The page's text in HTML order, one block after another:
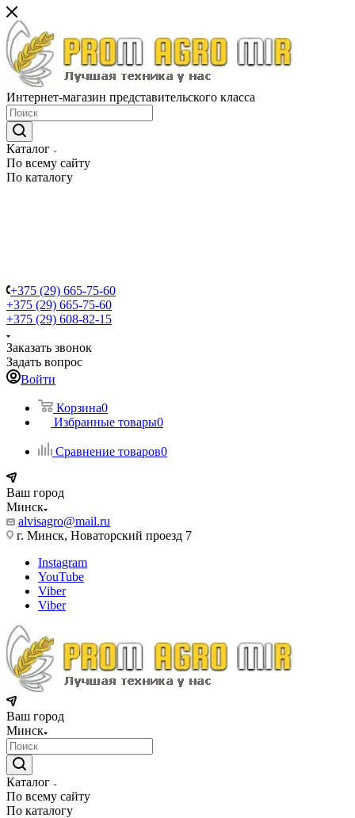
Интернет-магазин представительского класса
Каталог
По всему сайту
По каталогу
+375 (29) 665-75-60
+375 (29) 665-75-60
+375 (29) 608-82-15
Заказать звонок
Задать вопрос
Войти
Корзина0
Избранные товары0
Сравнение товаров0
Ваш город
Минск
alvisagro@mail.ru
г. Минск, Новаторский проезд 7
Instagram
YouTube
Viber
Viber
Ваш город
Минск
Каталог
По всему сайту
По каталогу